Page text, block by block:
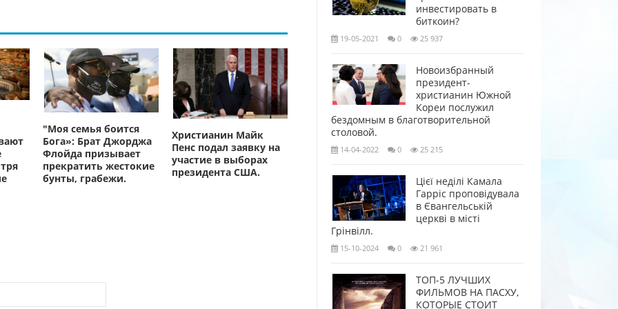
"Моя семья боится
Бога»: Брат Джорджа
Флойда призывает
прекратить жестокие
бунты, грабежи.
Христианин Майк
Пенс подал заявку на
участие в выборах
президента США.
инвестировать в
биткоин?
19-05-2021 0 25 937
Новоизбранный
президент-
христианин Южной
Кореи послужил
бездомным в благотворительной
столовой.
14-04-2022 0 25 215
Цієї неділі Камала
Гарріс проповідувала
в Євангельській
церкві в місті
Грінвілл.
15-10-2024 0 21 961
ТОП-5 ЛУЧШИХ
ФИЛЬМОВ НА ПАСХУ,
КОТОРЫЕ СТОИТ